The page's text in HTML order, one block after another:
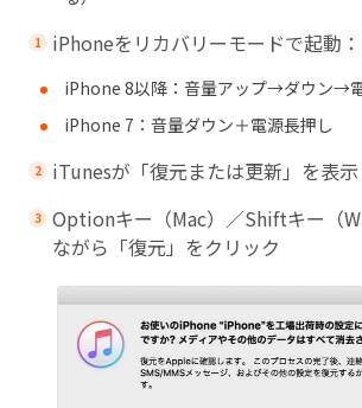
iPhoneをリカバリーモードで起動：
iPhone 8以降：音量アップ→ダウン→
iPhone 7：音量ダウン＋電源長押し
iTunesが「復元または更新」を表示
Optionキー（Mac）／Shiftキー（
ながら「復元」をクリック